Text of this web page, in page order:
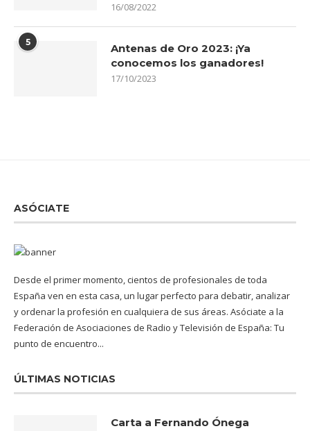
16/08/2022
5
Antenas de Oro 2023: ¡Ya
conocemos los ganadores!
17/10/2023
ASÓCIATE
Desde el primer momento, cientos de profesionales de toda
España ven en esta casa, un lugar perfecto para debatir, analizar
y ordenar la profesión en cualquiera de sus áreas. Asóciate a la
Federación de Asociaciones de Radio y Televisión de España: Tu
punto de encuentro...
ÚLTIMAS NOTICIAS
Carta a Fernando Ónega